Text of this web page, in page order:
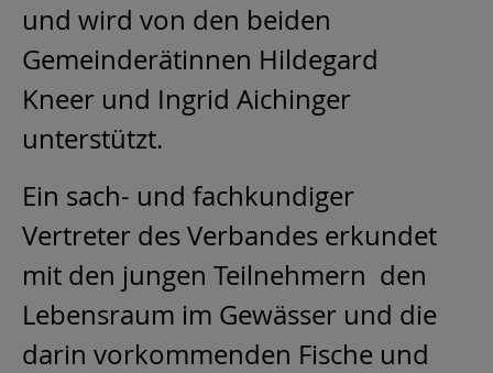
und wird von den beiden
Gemeinderätinnen Hildegard
Kneer und Ingrid Aichinger
unterstützt.
Ein sach- und fachkundiger
Vertreter des Verbandes erkundet
mit den jungen Teilnehmern den
Lebensraum im Gewässer und die
darin vorkommenden Fische und